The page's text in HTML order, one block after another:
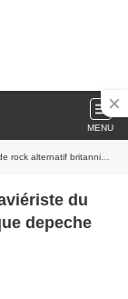
MENU
depeche mode ce 26 mai 2022
du
depeche